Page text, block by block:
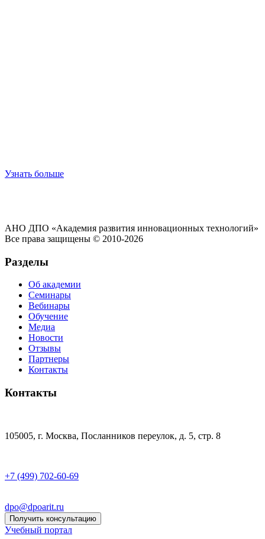
Узнать больше
АНО ДПО «Академия развития инновационных технологий»
Все права защищены © 2010-2026
Разделы
Об академии
Семинары
Вебинары
Обучение
Медиа
Новости
Отзывы
Партнеры
Контакты
Контакты
105005, г. Москва, Посланников переулок, д. 5, стр. 8
+7 (499) 702-60-69
dpo@dpoarit.ru
Получить консультацию
Учебный портал